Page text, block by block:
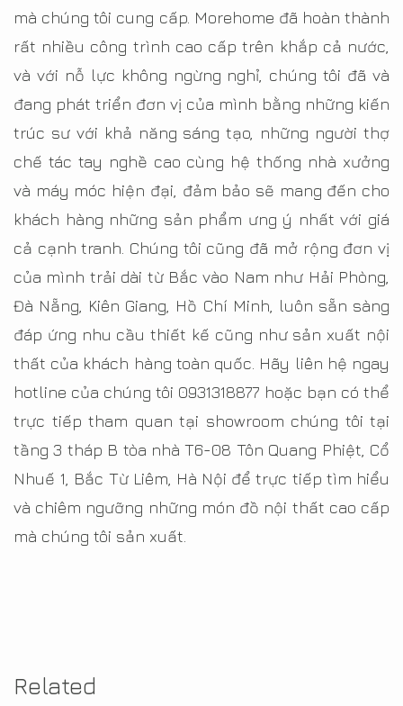
mà chúng tôi cung cấp. Morehome đã hoàn thành
rất nhiều công trình cao cấp trên khắp cả nước,
và với nỗ lực không ngừng nghỉ, chúng tôi đã và
đang phát triển đơn vị của mình bằng những kiến
trúc sư với khả năng sáng tạo, những người thợ
chế tác tay nghề cao cùng hệ thống nhà xưởng
và máy móc hiện đại, đảm bảo sẽ mang đến cho
khách hàng những sản phẩm ưng ý nhất với giá
cả cạnh tranh. Chúng tôi cũng đã mở rộng đơn vị
của mình trải dài từ Bắc vào Nam như Hải Phòng,
Đà Nẵng, Kiên Giang, Hồ Chí Minh, luôn sẵn sàng
đáp ứng nhu cầu thiết kế cũng như sản xuất nội
thất của khách hàng toàn quốc. Hãy liên hệ ngay
hotline của chúng tôi 0931318877 hoặc bạn có thể
trực tiếp tham quan tại showroom chúng tôi tại
tầng 3 tháp B tòa nhà T6-08 Tôn Quang Phiệt, Cổ
Nhuế 1, Bắc Từ Liêm, Hà Nội để trực tiếp tìm hiểu
và chiêm ngưỡng những món đồ nội thất cao cấp
mà chúng tôi sản xuất.
Related